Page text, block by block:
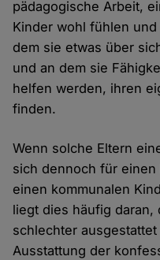
pädagogische Arbeit,
Kinder wohl fühlen
dem sie etwas über
und an dem sie
helfen werden, ihren
finden.
Wenn solche Eltern
sich dennoch für
einen kommunalen
liegt dies häufig daran,
schlechter
Ausstattung der